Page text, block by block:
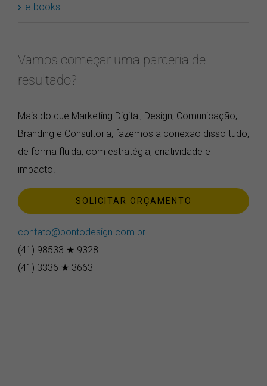
e-books
Vamos começar uma parceria de
resultado?
Mais do que Marketing Digital, Design, Comunicação,
Branding e Consultoria, fazemos a conexão disso tudo,
de forma fluida, com estratégia, criatividade e
impacto.
SOLICITAR ORÇAMENTO
contato@pontodesign.com.br
(41) 98533 ★ 9328
(41) 3336 ★ 3663